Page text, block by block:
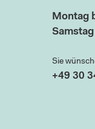
Montag
Sie
+49 30